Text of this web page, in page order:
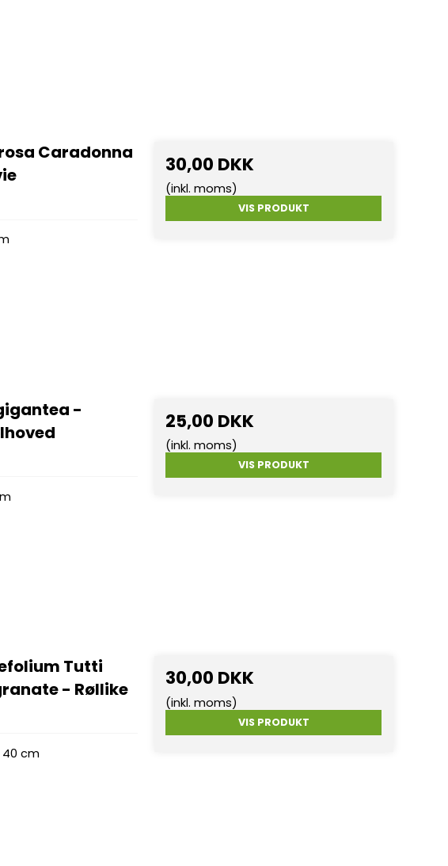
Caradonna
30,00 DKK
(inkl. moms)
VIS PRODUKT
-
25,00 DKK
(inkl. moms)
VIS PRODUKT
Tutti
- Røllike
cm
30,00 DKK
(inkl. moms)
VIS PRODUKT